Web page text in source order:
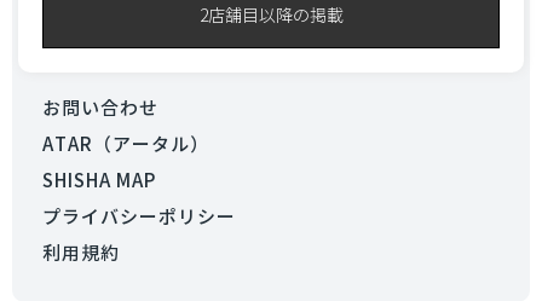
2店舗目以降の掲載
お問い合わせ
ATAR（アータル）
SHISHA MAP
プライバシーポリシー
利用規約